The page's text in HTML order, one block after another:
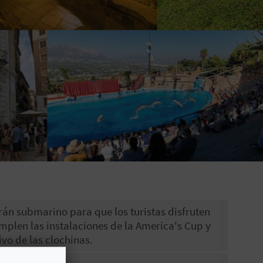
submarino para que los turistas disfruten
las instalaciones de la America's Cup y
de las clochinas.